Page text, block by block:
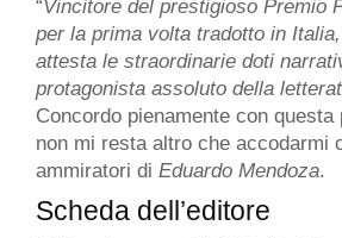
“Vincitore del prestigioso Premio
per la prima volta tradotto in
attesta le straordinarie doti
protagonista assoluto della
Concordo pienamente con questa
non mi resta altro che accodarmi
ammiratori di Eduardo Mendoza.
Scheda dell’editore